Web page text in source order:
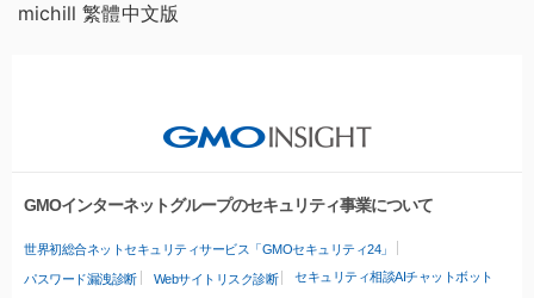
michill 繁體中文版
GMOインターネットグループのセキュリティ事業について
世界初総合ネットセキュリティサービス「GMOセキュリティ24」
パスワード漏洩診断 Webサイトリスク診断 セキュリティ相談AIチャットボット